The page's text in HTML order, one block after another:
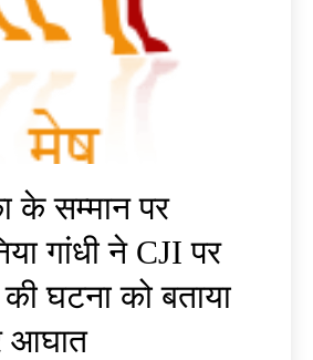
के सम्मान पर
गांधी ने CJI पर
घटना को बताया
आघात